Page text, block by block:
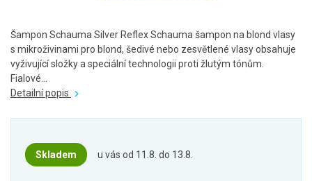
Šampon Schauma Silver Reflex Schauma šampon na blond vlasy
s mikroživinami pro blond, šedivé nebo zesvětlené vlasy obsahuje
vyživující složky a speciální technologii proti žlutým tónům.
Fialové...
Detailní popis
Skladem u vás od 11.8. do 13.8.